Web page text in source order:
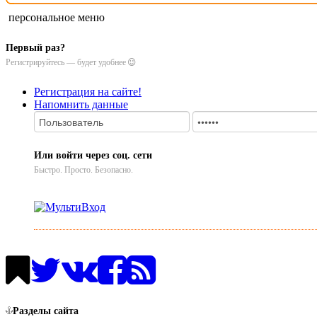
персональное меню
Первый раз?
Регистрируйтесь — будет удобнее
Регистрация на сайте!
Напомнить данные
Или войти через соц. сети
Быстро. Просто. Безопасно.
Разделы сайта